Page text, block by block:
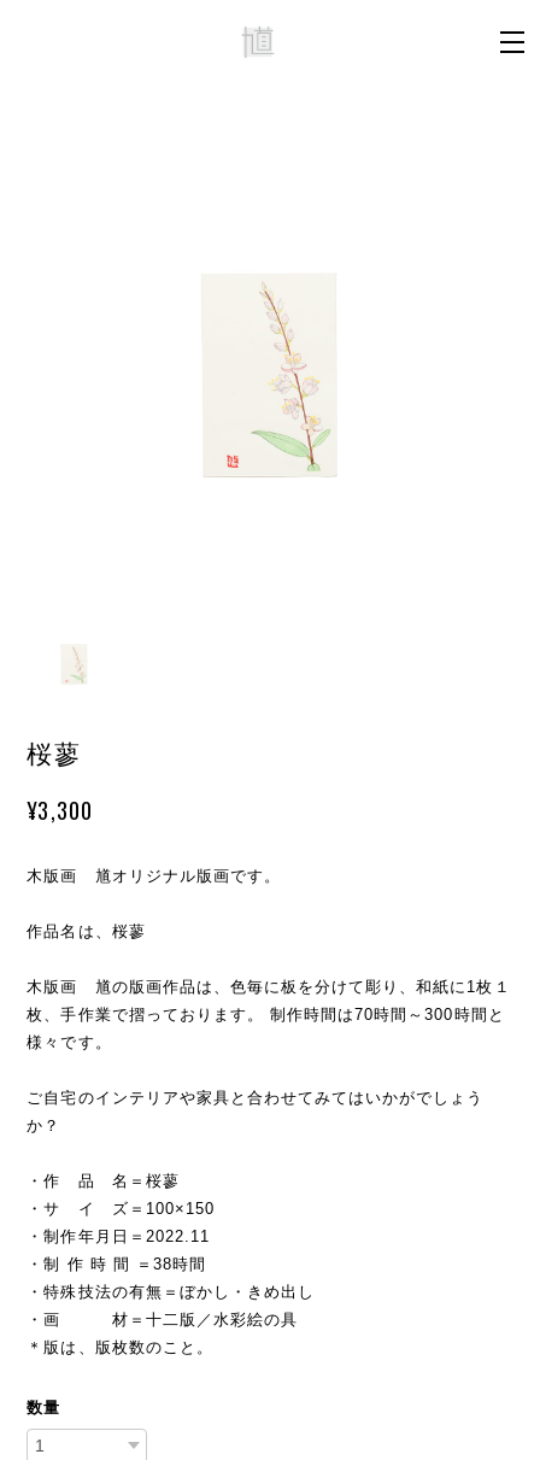
桜蓼
¥3,300
木版画 馗オリジナル版画です。
作品名は、桜蓼
木版画 馗の版画作品は、色毎に板を分けて彫り、和紙に1枚１
枚、手作業で摺っております。 制作時間は70時間～300時間と
様々です。
ご自宅のインテリアや家具と合わせてみてはいかがでしょう
か？
・作 品 名＝桜蓼
・サ イ ズ＝100×150
・制作年月日＝2022.11
・制 作 時 間 ＝38時間
・特殊技法の有無＝ぼかし・きめ出し
・画 材＝十二版／水彩絵の具
＊版は、版枚数のこと。
数量